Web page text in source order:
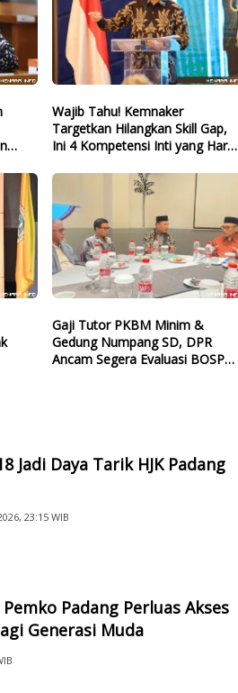
Wajib Tahu! Kemnaker
Targetkan Hilangkan Skill Gap,
Ini 4 Kompetensi Inti yang Harus
Gaji Tutor PKBM Minim &
Gedung Numpang SD, DPR
Ancam Segera Evaluasi BOSP
Jadi Daya Tarik HJK Padang
23:15 WIB
Padang Perluas Akses
Generasi Muda